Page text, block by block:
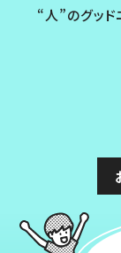
“人”のグッド